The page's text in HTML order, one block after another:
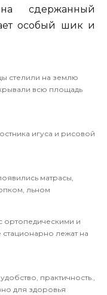
сдержанный
особый шик и
стелили на землю
всю площадь
игуса и рисовой
матрасы,
льном
ортопедическими и
лежат на
практичность.,
для здоровья